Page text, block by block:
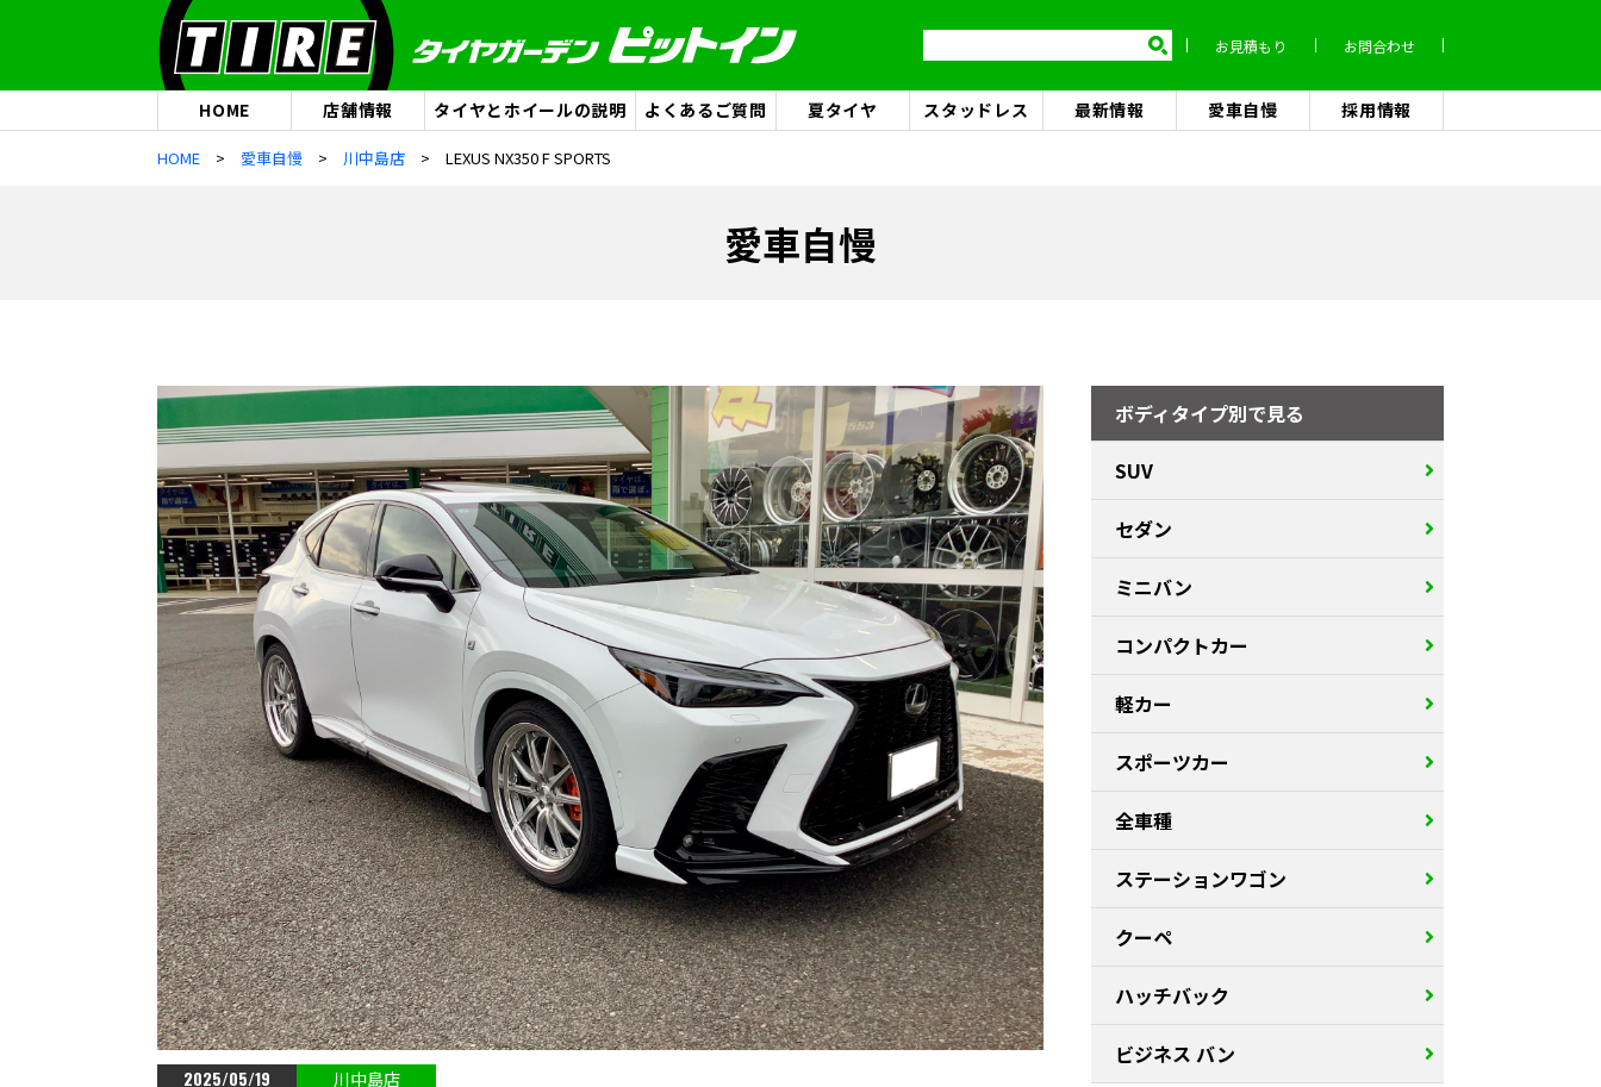
お見積もり お問合わせ
HOME 店舗情報 タイヤとホイールの説明 よくあるご質問 夏タイヤ スタッドレス 最新情報 愛車自慢 採用情報
HOME 愛車自慢 川中島店 LEXUS NX350 F SPORTS
愛車自慢
2025/05/19 川中島店
ボディタイプ別で見る
SUV
セダン
ミニバン
コンパクトカー
軽カー
スポーツカー
全車種
ステーションワゴン
クーペ
ハッチバック
ビジネス バン